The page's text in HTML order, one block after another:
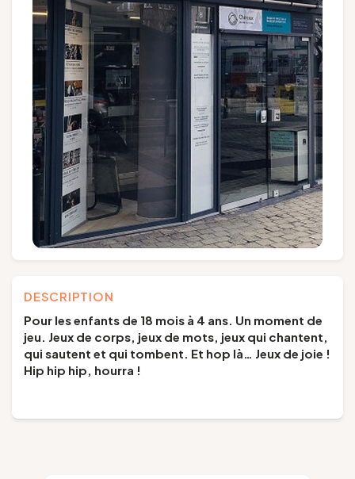
FR EN NL DE
DESCRIPTION
Pour les enfants de 18 mois à 4 ans. Un moment de
jeu. Jeux de corps, jeux de mots, jeux qui chantent,
qui sautent et qui tombent. Et hop là… Jeux de joie !
Hip hip hip, hourra !